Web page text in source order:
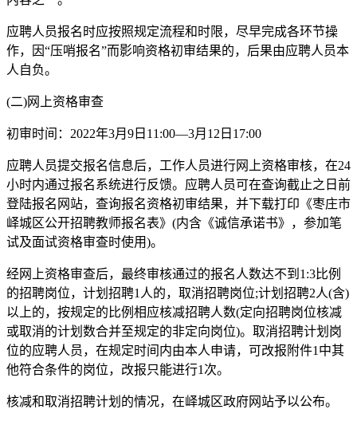
应聘人员报名时应按照规定流程和时限，尽早完成各环节操
作，因“压哨报名”而影响资格初审结果的，后果由应聘人员本
人自负。
(二)网上资格审查
初审时间：2022年3月9日11:00—3月12日17:00
应聘人员提交报名信息后，工作人员进行网上资格审核，在24
小时内通过报名系统进行反馈。应聘人员可在查询截止之日前
登陆报名网站，查询报名资格初审结果，并下载打印《枣庄市
峄城区公开招聘教师报名表》(内含《诚信承诺书》，参加笔
试及面试资格审查时使用)。
经网上资格审查后，最终审核通过的报名人数达不到1:3比例
的招聘岗位，计划招聘1人的，取消招聘岗位;计划招聘2人(含)
以上的，按规定的比例相应核减招聘人数(定向招聘岗位核减
或取消的计划数合并至规定的非定向岗位)。取消招聘计划岗
位的应聘人员，在规定时间内由本人申请，可改报附件1中其
他符合条件的岗位，改报只能进行1次。
核减和取消招聘计划的情况，在峄城区政府网站予以公布。